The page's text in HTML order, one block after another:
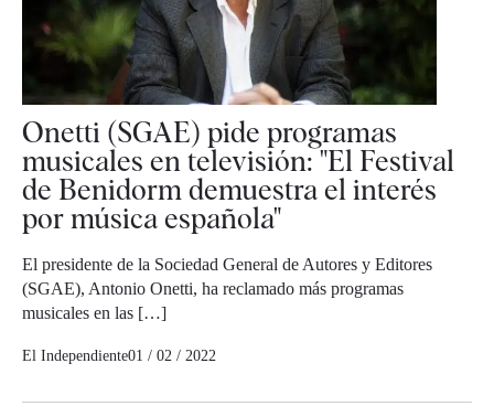
Onetti (SGAE) pide programas
musicales en televisión: "El Festival
de Benidorm demuestra el interés
por música española"
El presidente de la Sociedad General de Autores y Editores
(SGAE), Antonio Onetti, ha reclamado más programas
musicales en las […]
El Independiente01 / 02 / 2022